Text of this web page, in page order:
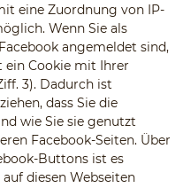
eine Zuordnung von IP-
Wenn Sie als
angemeldet sind,
ein Cookie mit Ihrer
3). Dadurch ist
dass Sie die
wie Sie sie genutzt
Facebook-Seiten. Über
Buttons ist es
diesen Webseiten